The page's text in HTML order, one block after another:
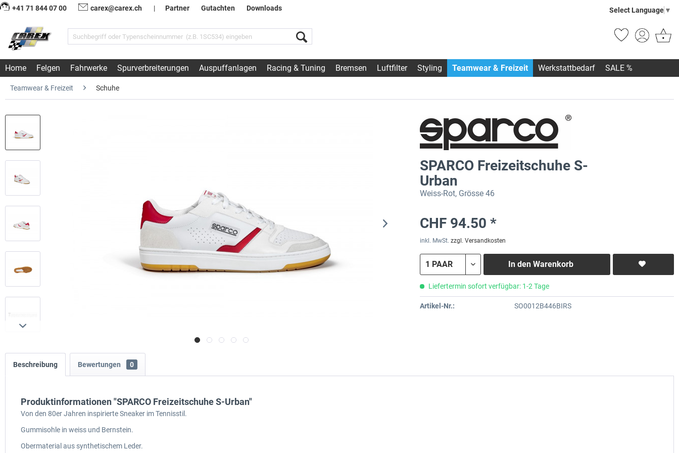
+41 71 844 07 00 carex@carex.ch | Partner Gutachten Downloads Select Language ▼
Home Felgen Fahrwerke Spurverbreiterungen Auspuffanlagen Racing & Tuning Bremsen Luftfilter Styling Teamwear & Freizeit Werkstattbedarf SALE %
Teamwear & Freizeit Schuhe
SPARCO Freizeitschuhe S-
Urban
Weiss-Rot, Grösse 46
CHF 94.50 *
inkl. MwSt. zzgl. Versandkosten
In den Warenkorb
Liefertermin sofort verfügbar: 1-2 Tage
Artikel-Nr.: SO0012B446BIRS
Beschreibung Bewertungen 0
Produktinformationen "SPARCO Freizeitschuhe S-Urban"
Von den 80er Jahren inspirierte Sneaker im Tennisstil.
Gummisohle in weiss und Bernstein.
Obermaterial aus synthetischem Leder.